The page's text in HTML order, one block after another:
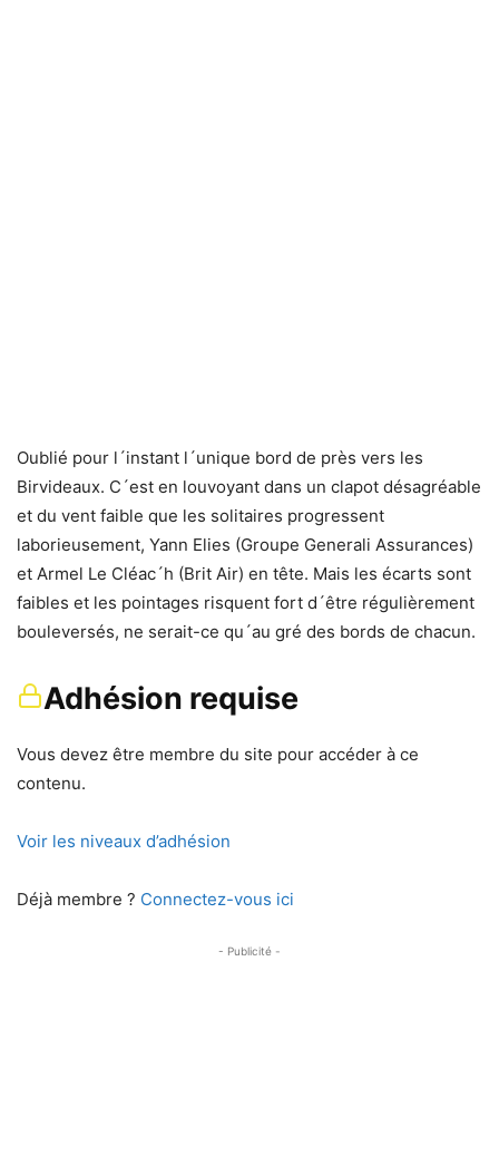
Oublié pour l´instant l´unique bord de près vers les
Birvideaux. C´est en louvoyant dans un clapot désagréable
et du vent faible que les solitaires progressent
laborieusement, Yann Elies (Groupe Generali Assurances)
et Armel Le Cléac´h (Brit Air) en tête. Mais les écarts sont
faibles et les pointages risquent fort d´être régulièrement
bouleversés, ne serait-ce qu´au gré des bords de chacun.
Adhésion requise
Vous devez être membre du site pour accéder à ce
contenu.
Voir les niveaux d’adhésion
Déjà membre ? Connectez-vous ici
- Publicité -